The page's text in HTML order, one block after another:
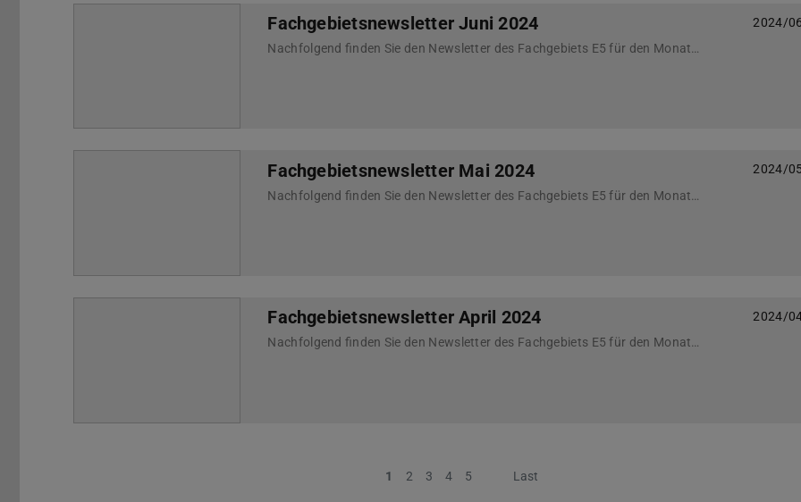
Fachgebietsnewsletter Juni 2024
2024/
Nachfolgend finden Sie den Newsletter des Fachgebiets E5 für den Monat Juni 2024
Fachgebietsnewsletter Mai 2024
2024/
Nachfolgend finden Sie den Newsletter des Fachgebiets E5 für den Monat Mai 2024
Fachgebietsnewsletter April 2024
2024/
Nachfolgend finden Sie den Newsletter des Fachgebiets E5 für den Monat April 2024
1 2 3 4 5 Next
Last